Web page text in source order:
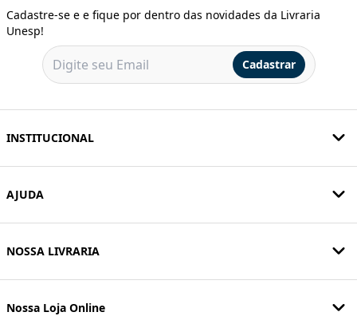
Cadastre-se e e fique por dentro das novidades da Livraria
Unesp!
Cadastrar
INSTITUCIONAL
AJUDA
NOSSA LIVRARIA
Nossa Loja Online